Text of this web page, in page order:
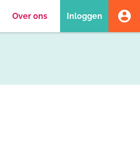
Over ons Inloggen